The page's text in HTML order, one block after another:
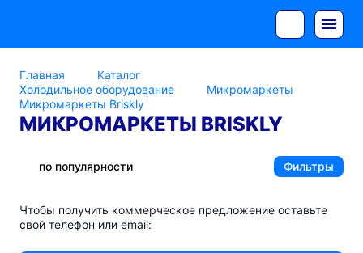
Главная
Каталог
Холодильное оборудование
Микромаркеты
Микромаркеты Briskly
МИКРОМАРКЕТЫ BRISKLY
по популярности Фильтры
Чтобы получить коммерческое предложение оставьте
свой телефон или email: